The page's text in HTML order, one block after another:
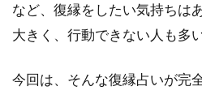
など、復縁をしたい気持ちは
大きく、行動できない人も多
今回は、そんな復縁占いが完